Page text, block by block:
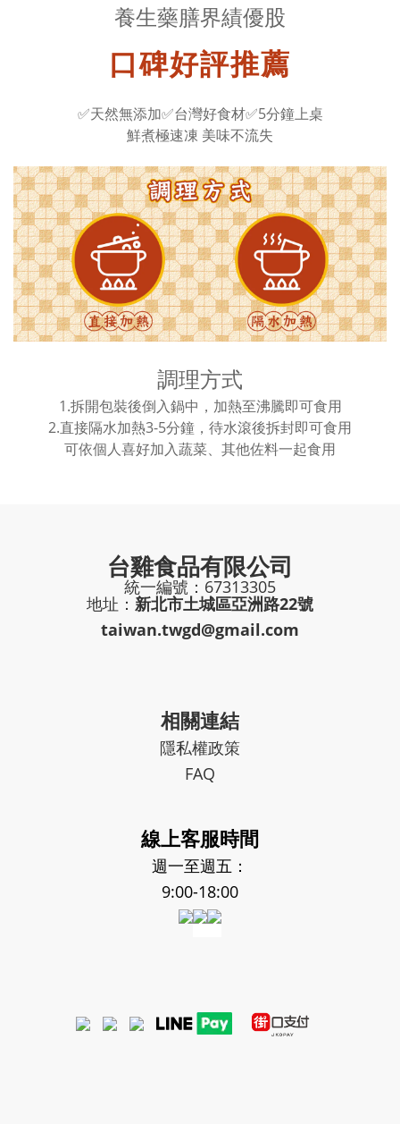
養生藥膳界績優股
口碑好評推薦
✅天然無添加✅台灣好食材✅5分鐘上桌
鮮煮極速凍 美味不流失
調理方式
1.拆開包裝後倒入鍋中，加熱至沸騰即可食用
2.直接隔水加熱3-5分鐘，待水滾後拆封即可食用
可依個人喜好加入蔬菜、其他佐料一起食用
台雞食品有限公司
統一編號：67313305
地址： 新北市土城區亞洲路22號
taiwan.twgd@gmail.com
相關連結
隱私權政策
FAQ
線上客服時間
週一至週五：
9:00-18:00